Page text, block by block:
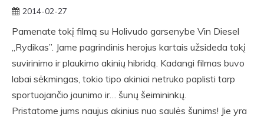
2014-02-27
Pamenate tokį filmą su Holivudo garsenybe Vin Diesel
„Rydikas”. Jame pagrindinis herojus kartais užsideda tokį
suvirinimo ir plaukimo akinių hibridą. Kadangi filmas buvo
labai sėkmingas, tokio tipo akiniai netruko paplisti tarp
sportuojančio jaunimo ir… šunų šeimininkų.
Pristatome jums naujus akinius nuo saulės šunims! Jie yra